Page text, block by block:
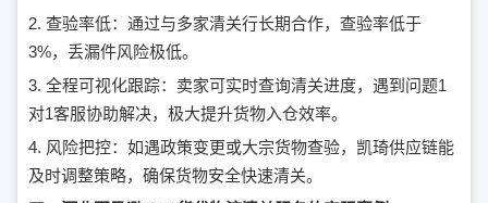
2. 查验率低：通过与多家清关行长期合作，查验率低于
3%，丢漏件风险极低。
3. 全程可视化跟踪：卖家可实时查询清关进度，遇到问题1
对1客服协助解决，极大提升货物入仓效率。
4. 风险把控：如遇政策变更或大宗货物查验，凯琦供应链能
及时调整策略，确保货物安全快速清关。